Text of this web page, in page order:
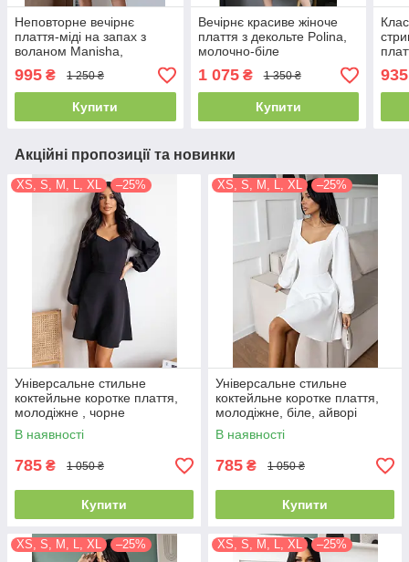
Неповторне вечірнє
плаття-міді на запах з
воланом Manisha,
995 ₴ 1 250 ₴
Купити
Вечірнє красиве жіноче
плаття з декольте Polina,
молочно-біле
1 075₴ 1 350 ₴
Купити
935
Акційні пропозиції та новинки
XS, S, M, L, XL –25%
Універсальне стильне
коктейльне коротке плаття,
молодіжне , чорне
В наявності
785 ₴ 1 050 ₴
Купити
XS, S, M, L, XL –25%
Універсальне стильне
коктейльне коротке плаття,
молодіжне, біле, айворі
В наявності
785 ₴ 1 050 ₴
Купити
XS, S, M, L, XL –25% XS, S, M, L, XL –25%